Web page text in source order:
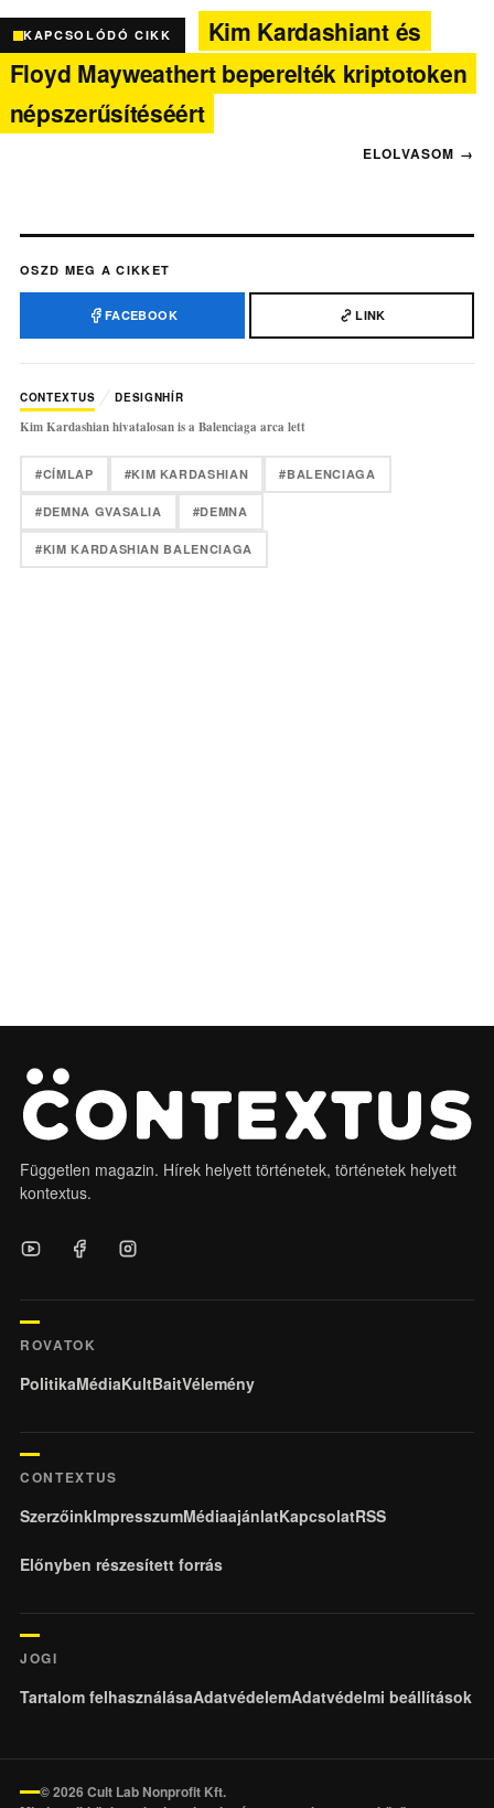
KAPCSOLÓDÓ CIKK
Kim Kardashiant és
Floyd Mayweathert beperelték kriptotoken
népszerűsítéséért
OSZD MEG A CIKKET
FACEBOOK LINK
CONTEXTUS DESIGNHÍR
Kim Kardashian hivatalosan is a Balenciaga arca lett
#CÍMLAP #KIM KARDASHIAN #BALENCIAGA
#DEMNA GVASALIA #DEMNA
#KIM KARDASHIAN BALENCIAGA
Független magazin. Hírek helyett történetek, történetek helyett
kontextus.
ROVATOK
PolitikaMédiaKultBaitVélemény
CONTEXTUS
SzerzőinkImpresszumMédiaajánlatKapcsolatRSS
Előnyben részesített forrás
JOGI
Tartalom felhasználásaAdatvédelemAdatvédelmi beállítások
© 2026 Cult Lab Nonprofit Kft.